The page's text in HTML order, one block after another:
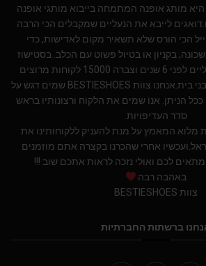
חברת BESTIESHOES היא מותג אופנה המתמחה בייבוא מותגי אופנה
לייבא את הנעליים שמקבלים הכי הרבה
הכי הורס שלא תשאיר מקום לאדישות, כדי
בקניון או בטיול פשוט עם הכלב. בסטישוז
התחילה בייבוא של נעליים לפני 6 שנים וצברה 15000 לקוחות מרוצים
חוזרים אשר הפכו כבר לבני בית.אנחנו צוות BESTIESHOES שמים דגש על
ככל הניתן. אנו שמים את הלקוח ורצונותיו בראש
סדר העדיפויות.
מלוא המאמץ על מנת להעניק ללקוחותינו את
אחרי שהכרנו בקצרה אתם מוזמנים
לכם ואולי נזכה לראות אתכם שוב !!!
באהבה רבה
צוות BESTIESHOES
ברשתות החברתיות